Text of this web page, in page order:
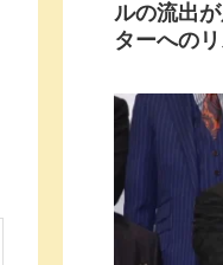
ルの流出
ターへの